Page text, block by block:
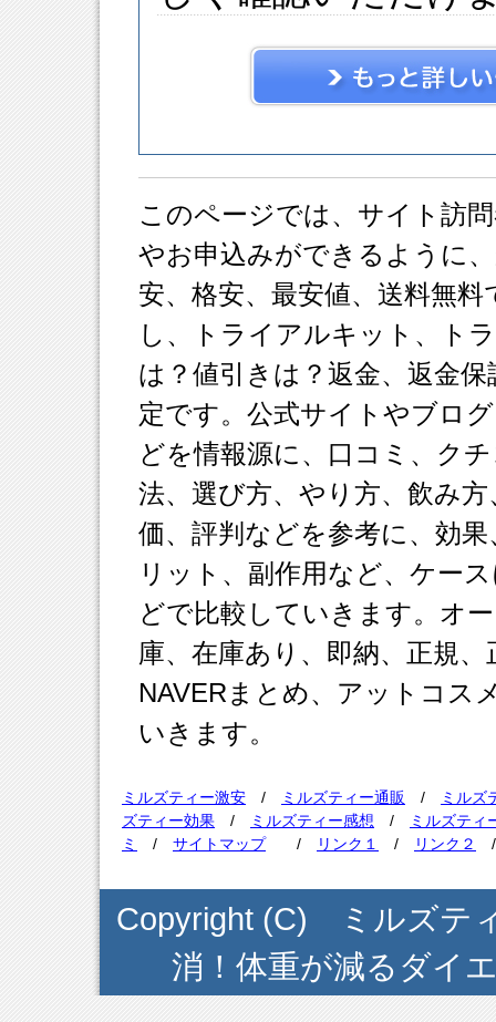
このページでは、サイト訪
やお申込みができるように
安、格安、最安値、送料無
し、トライアルキット、ト
は？値引きは？返金、返金
定です。公式サイトやブロ
どを情報源に、口コミ、ク
法、選び方、やり方、飲み
価、評判などを参考に、効
リット、副作用など、ケー
どで比較していきます。オ
庫、在庫あり、即納、正規
NAVERまとめ、アットコス
いきます。
ミルズティー激安 / ミルズティー通販 /
ミルズ
ズティー効果 / ミルズティー感想 /
ミルズティ
ミ
/ サイトマップ/ リンク１ / リンク２
Copyright (C) ミルズテ
消！体重が減るダイ